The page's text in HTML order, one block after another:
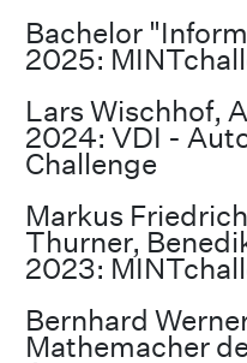
Bachelor
2025:
Lars Wischhof,
2024: VDI -
Challenge
Markus
Thurner,
2023:
Bernhard
Mathemacher